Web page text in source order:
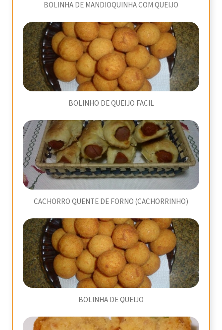
BOLINHA DE MANDIOQUINHA COM QUEIJO
BOLINHO DE QUEIJO FACIL
CACHORRO QUENTE DE FORNO (CACHORRINHO)
BOLINHA DE QUEIJO